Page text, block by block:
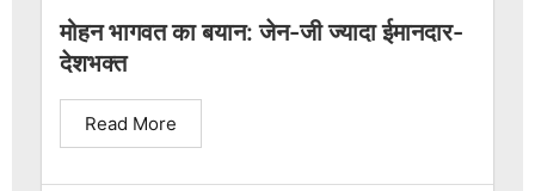
मोहन भागवत का बयान: जेन-जी ज्यादा ईमानदार-
देशभक्त
Read More